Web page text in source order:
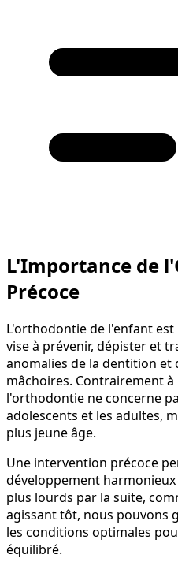
L'Importance de
Précoce
L'orthodontie de l'enfant
vise à prévenir, dépister et
anomalies de la dentition et
mâchoires. Contrairement à
l'orthodontie ne concerne
adolescents et les adultes,
plus jeune âge.
Une intervention précoce
développement
plus lourds par la suite,
agissant tôt, nous pouvons
les conditions optimales
équilibré.